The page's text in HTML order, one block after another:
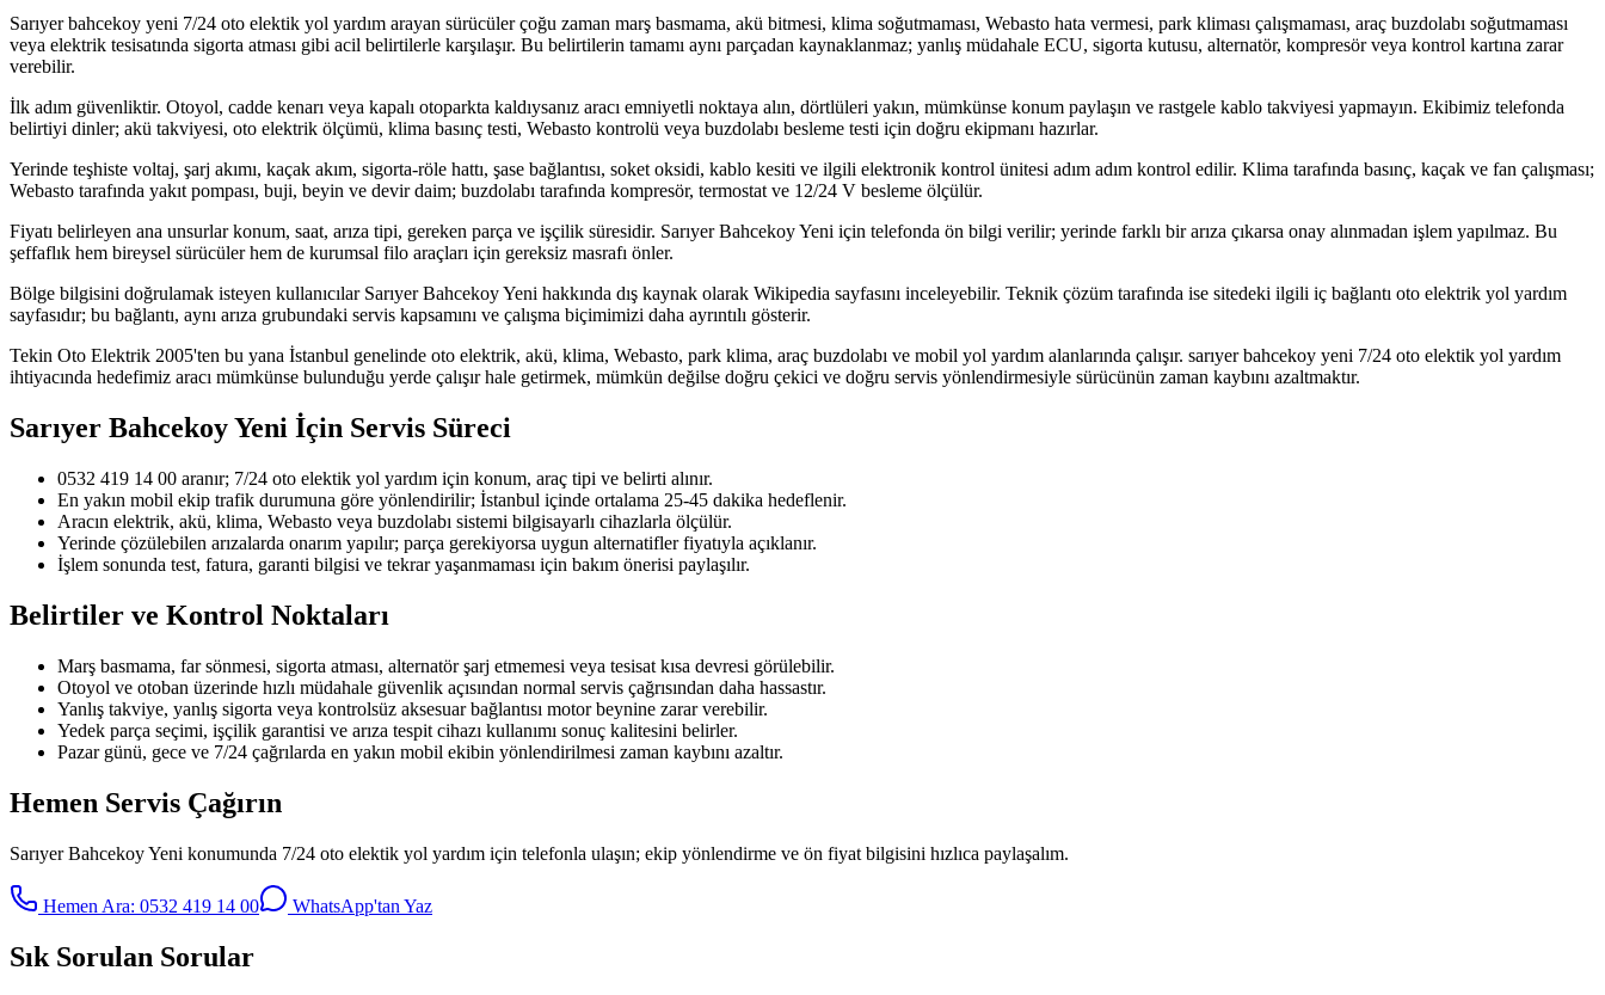
Sarıyer bahcekoy yeni 7/24 oto elektik yol yardım arayan sürücüler çoğu zaman marş basmama, akü bitmesi, klima soğutmaması, Webasto hata vermesi, park kliması çalışmaması, araç buzdolabı soğutmaması
veya elektrik tesisatında sigorta atması gibi acil belirtilerle karşılaşır. Bu belirtilerin tamamı aynı parçadan kaynaklanmaz; yanlış müdahale ECU, sigorta kutusu, alternatör, kompresör veya kontrol kartına zarar
verebilir.
İlk adım güvenliktir. Otoyol, cadde kenarı veya kapalı otoparkta kaldıysanız aracı emniyetli noktaya alın, dörtlüleri yakın, mümkünse konum paylaşın ve rastgele kablo takviyesi yapmayın. Ekibimiz telefonda
belirtiyi dinler; akü takviyesi, oto elektrik ölçümü, klima basınç testi, Webasto kontrolü veya buzdolabı besleme testi için doğru ekipmanı hazırlar.
Yerinde teşhiste voltaj, şarj akımı, kaçak akım, sigorta-röle hattı, şase bağlantısı, soket oksidi, kablo kesiti ve ilgili elektronik kontrol ünitesi adım adım kontrol edilir. Klima tarafında basınç, kaçak ve fan çalışması;
Webasto tarafında yakıt pompası, buji, beyin ve devir daim; buzdolabı tarafında kompresör, termostat ve 12/24 V besleme ölçülür.
Fiyatı belirleyen ana unsurlar konum, saat, arıza tipi, gereken parça ve işçilik süresidir. Sarıyer Bahcekoy Yeni için telefonda ön bilgi verilir; yerinde farklı bir arıza çıkarsa onay alınmadan işlem yapılmaz. Bu
şeffaflık hem bireysel sürücüler hem de kurumsal filo araçları için gereksiz masrafı önler.
Bölge bilgisini doğrulamak isteyen kullanıcılar Sarıyer Bahcekoy Yeni hakkında dış kaynak olarak Wikipedia sayfasını inceleyebilir. Teknik çözüm tarafında ise sitedeki ilgili iç bağlantı oto elektrik yol yardım
sayfasıdır; bu bağlantı, aynı arıza grubundaki servis kapsamını ve çalışma biçimimizi daha ayrıntılı gösterir.
Tekin Oto Elektrik 2005'ten bu yana İstanbul genelinde oto elektrik, akü, klima, Webasto, park klima, araç buzdolabı ve mobil yol yardım alanlarında çalışır. sarıyer bahcekoy yeni 7/24 oto elektik yol yardım
ihtiyacında hedefimiz aracı mümkünse bulunduğu yerde çalışır hale getirmek, mümkün değilse doğru çekici ve doğru servis yönlendirmesiyle sürücünün zaman kaybını azaltmaktır.
Sarıyer Bahcekoy Yeni İçin Servis Süreci
0532 419 14 00 aranır; 7/24 oto elektik yol yardım için konum, araç tipi ve belirti alınır.
En yakın mobil ekip trafik durumuna göre yönlendirilir; İstanbul içinde ortalama 25-45 dakika hedeflenir.
Aracın elektrik, akü, klima, Webasto veya buzdolabı sistemi bilgisayarlı cihazlarla ölçülür.
Yerinde çözülebilen arızalarda onarım yapılır; parça gerekiyorsa uygun alternatifler fiyatıyla açıklanır.
İşlem sonunda test, fatura, garanti bilgisi ve tekrar yaşanmaması için bakım önerisi paylaşılır.
Belirtiler ve Kontrol Noktaları
Marş basmama, far sönmesi, sigorta atması, alternatör şarj etmemesi veya tesisat kısa devresi görülebilir.
Otoyol ve otoban üzerinde hızlı müdahale güvenlik açısından normal servis çağrısından daha hassastır.
Yanlış takviye, yanlış sigorta veya kontrolsüz aksesuar bağlantısı motor beynine zarar verebilir.
Yedek parça seçimi, işçilik garantisi ve arıza tespit cihazı kullanımı sonuç kalitesini belirler.
Pazar günü, gece ve 7/24 çağrılarda en yakın mobil ekibin yönlendirilmesi zaman kaybını azaltır.
Hemen Servis Çağırın
Sarıyer Bahcekoy Yeni konumunda 7/24 oto elektik yol yardım için telefonla ulaşın; ekip yönlendirme ve ön fiyat bilgisini hızlıca paylaşalım.
Hemen Ara: 0532 419 14 00 WhatsApp'tan Yaz
Sık Sorulan Sorular